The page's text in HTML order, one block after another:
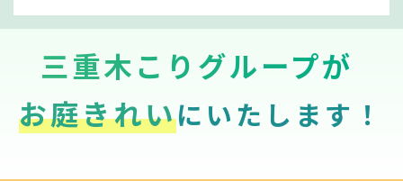
三重木こりグループが
お庭きれいにいたします！